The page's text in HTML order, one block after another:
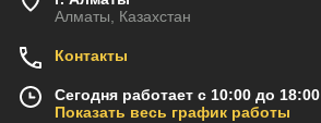
Алматы, Казахстан
Контакты
Сегодня работает с 10:00 до 18:00
Показать весь график работы